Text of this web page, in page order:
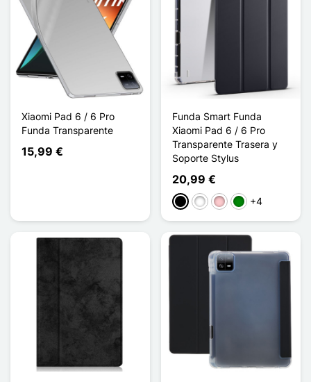
Xiaomi Pad 6 / 6 Pro
Funda Transparente
15,99 €
Funda Smart Funda
Xiaomi Pad 6 / 6 Pro
Transparente Trasera y
Soporte Stylus
20,99 €
NegroBlancoRosaVerde
+4